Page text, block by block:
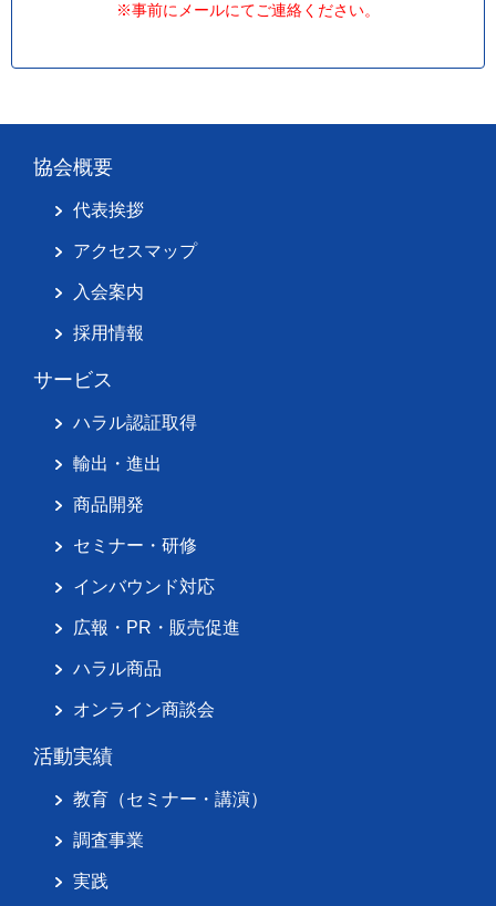
※事前にメールにてご連絡ください。
協会概要
代表挨拶
アクセスマップ
入会案内
採用情報
サービス
ハラル認証取得
輸出・進出
商品開発
セミナー・研修
インバウンド対応
広報・PR・販売促進
ハラル商品
オンライン商談会
活動実績
教育（セミナー・講演）
調査事業
実践